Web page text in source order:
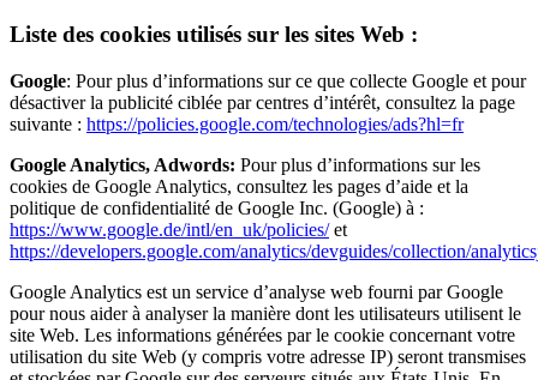
Liste des cookies utilisés sur les sites Web :
Google: Pour plus d’informations sur ce que collecte Google et pour
désactiver la publicité ciblée par centres d’intérêt, consultez la page
suivante : https://policies.google.com/technologies/ads?hl=fr
Google Analytics, Adwords: Pour plus d’informations sur les
cookies de Google Analytics, consultez les pages d’aide et la
politique de confidentialité de Google Inc. (Google) à :
https://www.google.de/intl/en_uk/policies/et
https://developers.google.com/analytics/devguides/collection/
Google Analytics est un service d’analyse web fourni par Google
pour nous aider à analyser la manière dont les utilisateurs utilisent le
site Web. Les informations générées par le cookie concernant votre
utilisation du site Web (y compris votre adresse IP) seront transmises